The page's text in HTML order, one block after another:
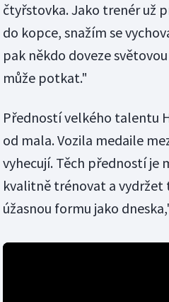
čtyřstovka. Jako trenér už
do kopce, snažím se
pak někdo doveze
může potkat."
Předností velkého talentu
od mala. Vozila medaile
vyhecují. Těch předností je
kvalitně trénovat a
úžasnou formu jako